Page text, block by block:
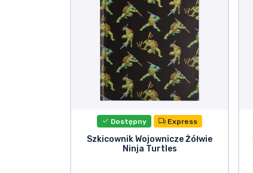
Dostępny Express
Szkicownik Wojownicze Żółwie
Ninja Turtles